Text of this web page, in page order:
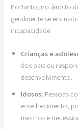
Portanto, no âmbito
geralmente se
incapacidade:
Crianças e
dos pais ou
desenvolvimento.
Idosos: Pessoas
envelhecimento,
mesmos e